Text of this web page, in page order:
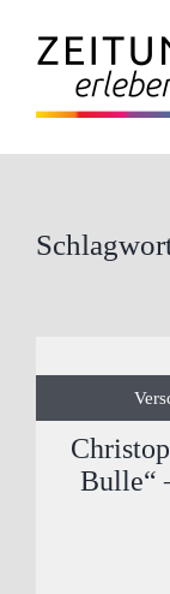
Inhalt
springen
Bulle“